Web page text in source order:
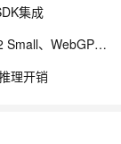
集成
在浏览器中实现电影级景深：Depth Anything V2 Small、WebGPU 与本地视频编辑实践
理开销